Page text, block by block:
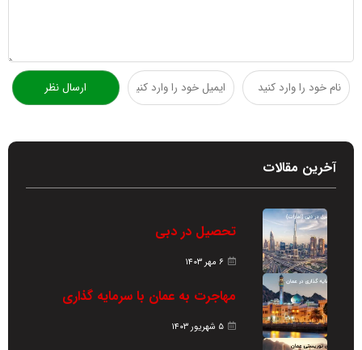
آخرین مقالات
تحصیل در دبی
۶ مهر ۱۴۰۳
مهاجرت به عمان با سرمایه گذاری
۵ شهریور ۱۴۰۳